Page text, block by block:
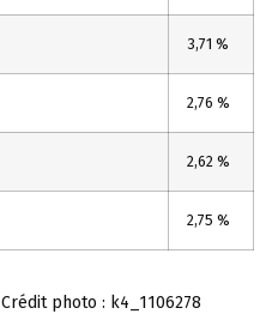
3,71 %
2,76 %
2,62 %
2,75 %
Crédit photo : k4_1106278